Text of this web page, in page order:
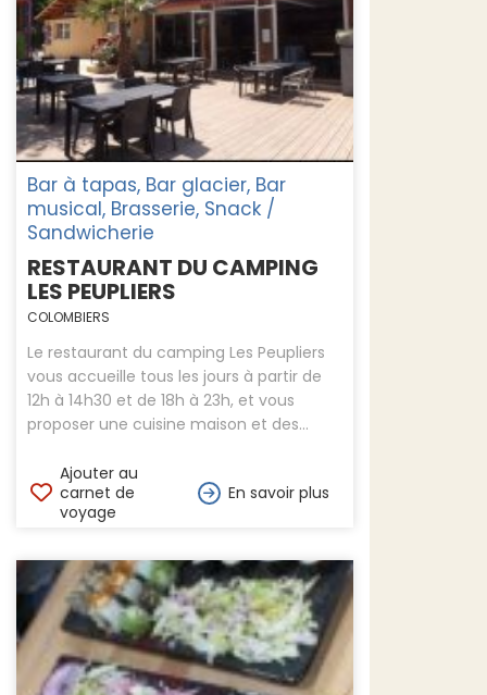
Bar à tapas, Bar glacier, Bar
musical, Brasserie, Snack /
Sandwicherie
RESTAURANT DU CAMPING
LES PEUPLIERS
COLOMBIERS
Le restaurant du camping Les Peupliers
vous accueille tous les jours à partir de
12h à 14h30 et de 18h à 23h, et vous
proposer une cuisine maison et des...
Ajouter au
carnet de
voyage
En savoir plus